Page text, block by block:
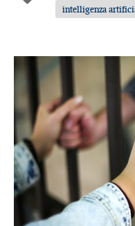
intelligenza